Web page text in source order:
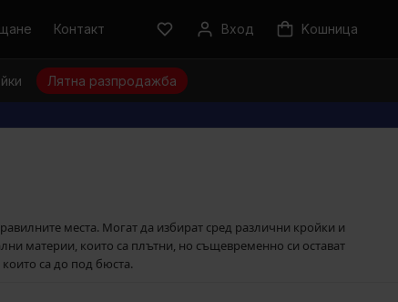
Контакт Вход Kошница
Лятна разпродажба
места. Могат да избират сред различни кройки и
материи, които са плътни, но същевременно си остават
са до под бюста.